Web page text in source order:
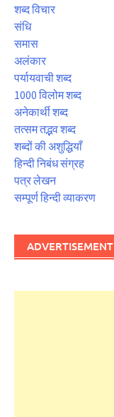
शब्द विचार
संधि
समास
अलंकार
पर्यायवाची शब्द
1000 विलोम शब्द
अनेकार्थी शब्द
तत्सम तद्भव शब्द
शब्दों की अशुद्धियाँ
हिन्दी निबंध संग्रह
पत्र लेखन
सम्पूर्ण हिन्दी व्याकरण
ADVERTISEMENT